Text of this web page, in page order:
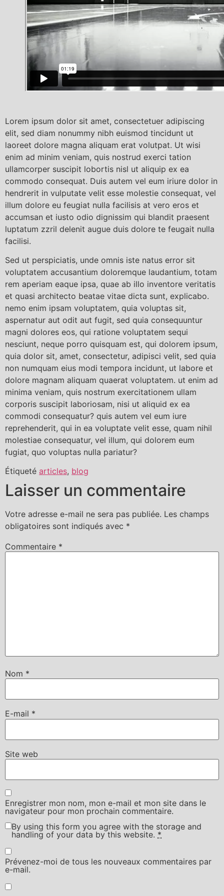
Lorem ipsum dolor sit amet, consectetuer adipiscing
elit, sed diam nonummy nibh euismod tincidunt ut
laoreet dolore magna aliquam erat volutpat. Ut wisi
enim ad minim veniam, quis nostrud exerci tation
ullamcorper suscipit lobortis nisl ut aliquip ex ea
commodo consequat. Duis autem vel eum iriure dolor in
hendrerit in vulputate velit esse molestie consequat, vel
illum dolore eu feugiat nulla facilisis at vero eros et
accumsan et iusto odio dignissim qui blandit praesent
luptatum zzril delenit augue duis dolore te feugait nulla
facilisi.
Sed ut perspiciatis, unde omnis iste natus error sit
voluptatem accusantium doloremque laudantium, totam
rem aperiam eaque ipsa, quae ab illo inventore veritatis
et quasi architecto beatae vitae dicta sunt, explicabo.
nemo enim ipsam voluptatem, quia voluptas sit,
aspernatur aut odit aut fugit, sed quia consequuntur
magni dolores eos, qui ratione voluptatem sequi
nesciunt, neque porro quisquam est, qui dolorem ipsum,
quia dolor sit, amet, consectetur, adipisci velit, sed quia
non numquam eius modi tempora incidunt, ut labore et
dolore magnam aliquam quaerat voluptatem. ut enim ad
minima veniam, quis nostrum exercitationem ullam
corporis suscipit laboriosam, nisi ut aliquid ex ea
commodi consequatur? quis autem vel eum iure
reprehenderit, qui in ea voluptate velit esse, quam nihil
molestiae consequatur, vel illum, qui dolorem eum
fugiat, quo voluptas nulla pariatur?
Étiqueté articles, blog
Laisser un commentaire
Votre adresse e-mail ne sera pas publiée. Les champs
obligatoires sont indiqués avec *
Commentaire *
Nom *
E-mail *
Site web
Enregistrer mon nom, mon e-mail et mon site dans le
navigateur pour mon prochain commentaire.
By using this form you agree with the storage and
handling of your data by this website. *
Prévenez-moi de tous les nouveaux commentaires par
e-mail.